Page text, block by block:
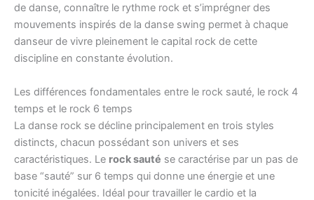
de danse, connaître le rythme rock et s’imprégner des
mouvements inspirés de la danse swing permet à chaque
danseur de vivre pleinement le capital rock de cette
discipline en constante évolution.
Les différences fondamentales entre le rock sauté, le rock 4
temps et le rock 6 temps
La danse rock se décline principalement en trois styles
distincts, chacun possédant son univers et ses
caractéristiques. Le rock sauté se caractérise par un pas de
base “sauté” sur 6 temps qui donne une énergie et une
tonicité inégalées. Idéal pour travailler le cardio et la